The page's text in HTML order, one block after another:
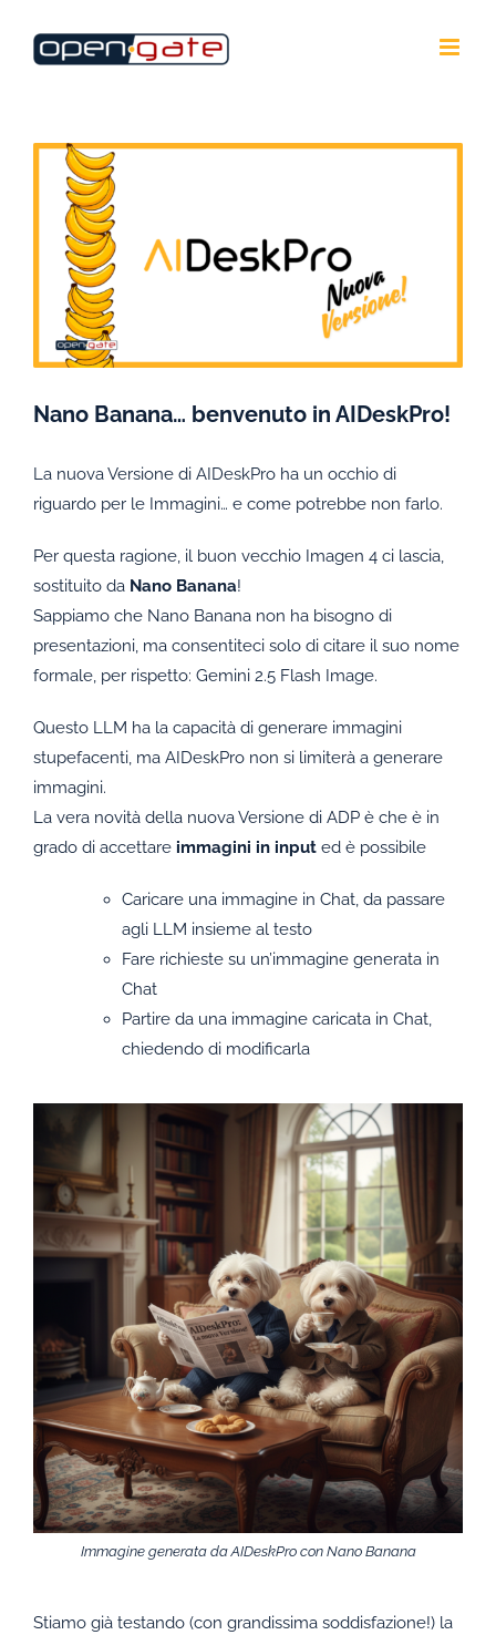
Ingrandisci
immagine
Nano Banana… benvenuto in AIDeskPro!
La nuova Versione di AIDeskPro ha un occhio di
riguardo per le Immagini… e come potrebbe non farlo.
Per questa ragione, il buon vecchio Imagen 4 ci lascia,
sostituito da Nano Banana!
Sappiamo che Nano Banana non ha bisogno di
presentazioni, ma consentiteci solo di citare il suo nome
formale, per rispetto: Gemini 2.5 Flash Image.
Questo LLM ha la capacità di generare immagini
stupefacenti, ma AIDeskPro non si limiterà a generare
immagini.
La vera novità della nuova Versione di ADP è che è in
grado di accettare immagini in input edè possibile
Caricare una immagine in Chat, da passare
agli LLM insieme al testo
Fare richieste su un’immagine generata in
Chat
Partire da una immagine caricata in Chat,
chiedendo di modificarla
Immagine generata da AIDeskPro con Nano Banana
Stiamo già testando (con grandissima soddisfazione!) la